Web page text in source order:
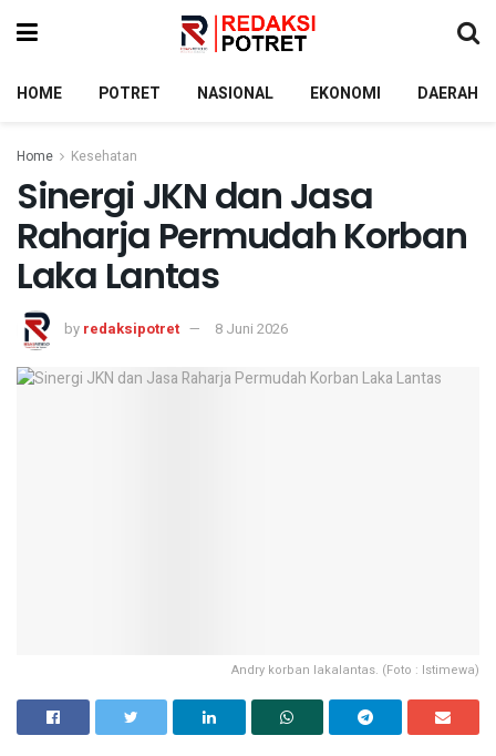
HOME POTRET NASIONAL EKONOMI DAERAH
Home Kesehatan
Sinergi JKN dan Jasa
Raharja Permudah Korban
Laka Lantas
by redaksipotret 8 Juni 2026
Andry korban lakalantas. (Foto : Istimewa)